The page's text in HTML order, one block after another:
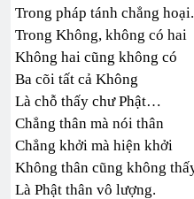
Trong pháp tánh chẳng hoại.
Trong Không, không có hai
Không hai cũng không có
Ba cõi tất cả Không
Là chỗ thấy chư Phật…
Chẳng thân mà nói thân
Chẳng khởi mà hiện khởi
Không thân cũng không
Là Phật thân vô lượng.